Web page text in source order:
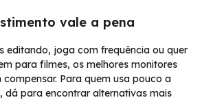
vale a pena
editando, joga com frequência ou quer
para filmes, os melhores monitores
Para quem usa pouco a
dá para encontrar alternativas mais